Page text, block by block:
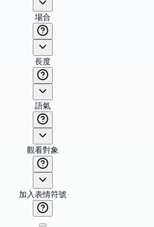
場合
長度
語氣
觀看對象
加入表情符號